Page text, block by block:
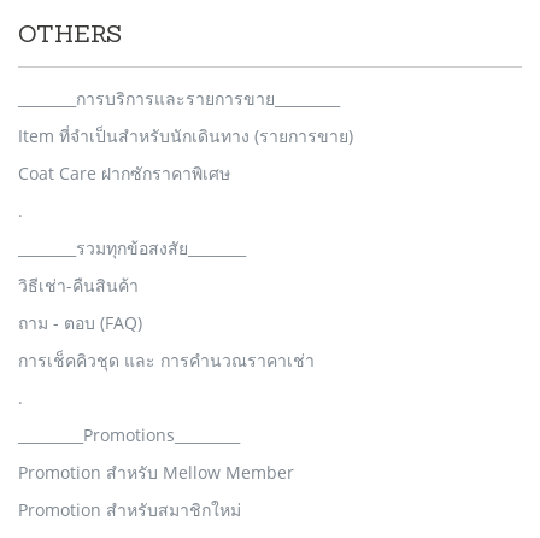
OTHERS
________การบริการและรายการขาย_________
Item ที่จำเป็นสำหรับนักเดินทาง (รายการขาย)
Coat Care ฝากซักราคาพิเศษ
.
________รวมทุกข้อสงสัย________
วิธีเช่า-คืนสินค้า
ถาม - ตอบ (FAQ)
การเช็คคิวชุด และ การคำนวณราคาเช่า
.
_________Promotions_________
Promotion สำหรับ Mellow Member
Promotion สำหรับสมาชิกใหม่